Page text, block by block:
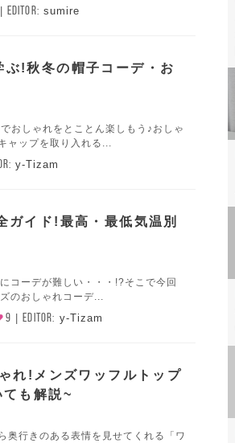
EDITOR: sumire
ぶ!秋冬の帽子コーデ・お
おしゃれをとことん楽しもう♪おしゃ
ャップを取り入れる...
y-Tizam
ガイド!最高・最低気温別
コーデが難しい・・・!?そこで今回
のおしゃれコーデ...
9 EDITOR: y-Tizam
れ!メンズワッフルトップ
も解説~
奥行きのある表情を見せてくれる「ワ